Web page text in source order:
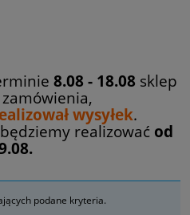
8.08 - 18.08 sklep
wysyłek.
realizować od
podane kryteria.